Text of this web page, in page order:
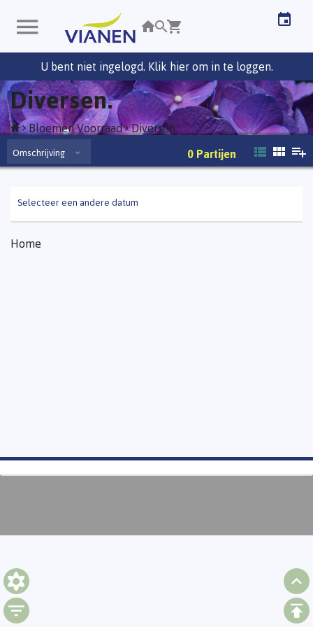
U bent niet ingelogd. Klik hier om in te loggen.
Diversen.
Bloemen Voorraad Diversen.
Omschrijving 0 Partijen
Selecteer een andere datum
Home